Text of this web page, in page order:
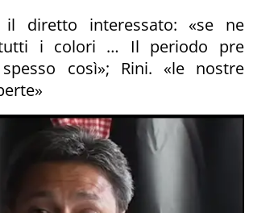
il diretto interessato: «se ne
i colori … Il periodo pre
così»; Rini. «le nostre